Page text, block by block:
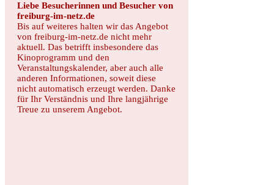
Liebe Besucherinnen und Besucher von
freiburg-im-netz.de
Bis auf weiteres halten wir das Angebot
von freiburg-im-netz.de nicht mehr
aktuell. Das betrifft insbesondere das
Kinoprogramm und den
Veranstaltungskalender, aber auch alle
anderen Informationen, soweit diese
nicht automatisch erzeugt werden. Danke
für Ihr Verständnis und Ihre langjährige
Treue zu unserem Angebot.